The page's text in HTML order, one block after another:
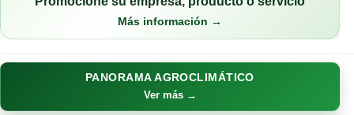
Más información →
PANORAMA AGROCLIMÁTICO
Ver más →